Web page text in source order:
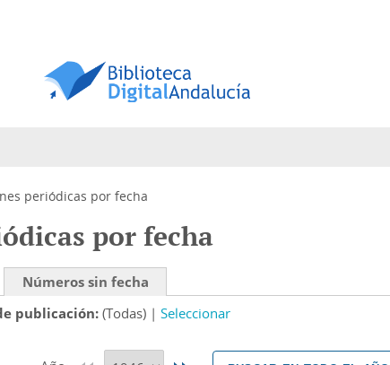
periódicas por fecha
por fecha
Números sin fecha
publicación (Todas) Seleccionar